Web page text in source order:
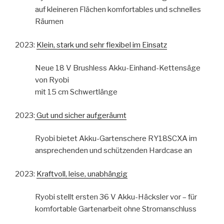
auf kleineren Flächen komfortables und schnelles
Räumen
2023: Klein, stark und sehr flexibel im Einsatz
Neue 18 V Brushless Akku-Einhand-Kettensäge
von Ryobi
mit 15 cm Schwertlänge
2023: Gut und sicher aufgeräumt
Ryobi bietet Akku-Gartenschere RY18SCXA im
ansprechenden und schützenden Hardcase an
2023: Kraftvoll, leise, unabhängig
Ryobi stellt ersten 36 V Akku-Häcksler vor – für
komfortable Gartenarbeit ohne Stromanschluss